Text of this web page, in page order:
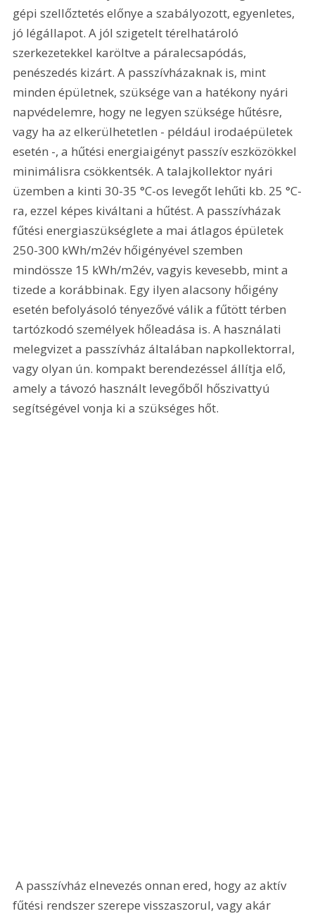
gépi szellőztetés előnye a szabályozott, egyenletes,
jó légállapot. A jól szigetelt térelhatároló
szerkezetekkel karöltve a páralecsapódás,
penészedés kizárt. A passzívházaknak is, mint
minden épületnek, szüksége van a hatékony nyári
napvédelemre, hogy ne legyen szüksége hűtésre,
vagy ha az elkerülhetetlen - például irodaépületek
esetén -, a hűtési energiaigényt passzív eszközökkel
minimálisra csökkentsék. A talajkollektor nyári
üzemben a kinti 30-35 °C-os levegőt lehűti kb. 25 °C-
ra, ezzel képes kiváltani a hűtést. A passzívházak
fűtési energiaszükséglete a mai átlagos épületek
250-300 kWh/m2év hőigényével szemben
mindössze 15 kWh/m2év, vagyis kevesebb, mint a
tizede a korábbinak. Egy ilyen alacsony hőigény
esetén befolyásoló tényezővé válik a fűtött térben
tartózkodó személyek hőleadása is. A használati
melegvizet a passzívház általában napkollektorral,
vagy olyan ún. kompakt berendezéssel állítja elő,
amely a távozó használt levegőből hőszivattyú
segítségével vonja ki a szükséges hőt.
A passzívház elnevezés onnan ered, hogy az aktív
fűtési rendszer szerepe visszaszorul, vagy akár